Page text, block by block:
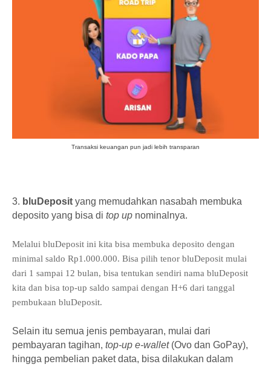
Transaksi keuangan pun jadi lebih transparan
3. bluDeposit yang memudahkan nasabah membuka
deposito yang bisa di top up nominalnya.
Melalui bluDeposit ini kita bisa membuka deposito dengan
minimal saldo Rp1.000.000. Bisa pilih tenor bluDeposit mulai
dari 1 sampai 12 bulan, bisa tentukan sendiri nama bluDeposit
kita dan bisa top-up saldo sampai dengan H+6 dari tanggal
pembukaan bluDeposit.
Selain itu semua jenis pembayaran, mulai dari
pembayaran tagihan, top-up e-wallet(Ovo dan GoPay),
hingga pembelian paket data, bisa dilakukan dalam